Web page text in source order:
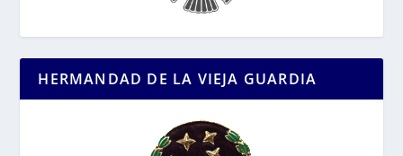
HERMANDAD DE LA VIEJA GUARDIA